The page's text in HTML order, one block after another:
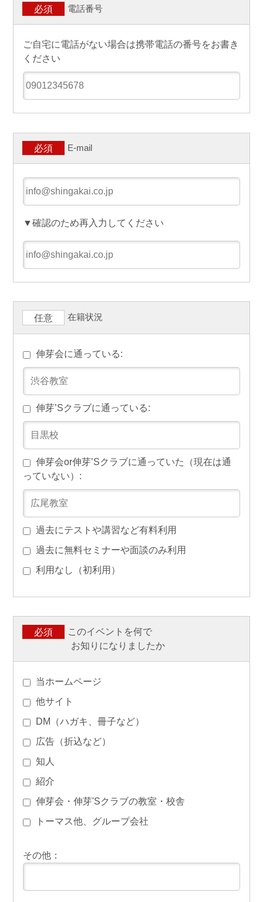
必須 電話番号
ご自宅に電話がない場合は携帯電話の番号をお書き
ください
必須 E-mail
▼確認のため再入力してください
任意 在籍状況
伸芽会に通っている:
伸芽’Sクラブに通っている:
伸芽会or伸芽’Sクラブに通っていた（現在は通
っていない）:
過去にテストや講習など有料利用
過去に無料セミナーや面談のみ利用
利用なし（初利用）
必須
このイベントを何で
お知りになりましたか
当ホームページ
他サイト
DM（ハガキ、冊子など）
広告（折込など）
知人
紹介
伸芽会・伸芽'Sクラブの教室・校舎
トーマス他、グループ会社
その他：